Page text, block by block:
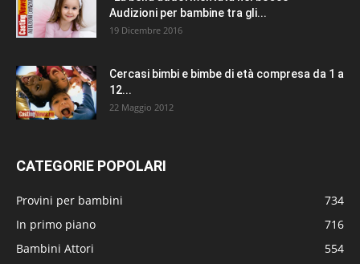
Audizioni per bambine tra gli...
19 Dicembre 2016
Cercasi bimbi e bimbe di età compresa da 1 a
12...
22 Maggio 2012
CATEGORIE POPOLARI
Provini per bambini
734
In primo piano
716
Bambini Attori
554